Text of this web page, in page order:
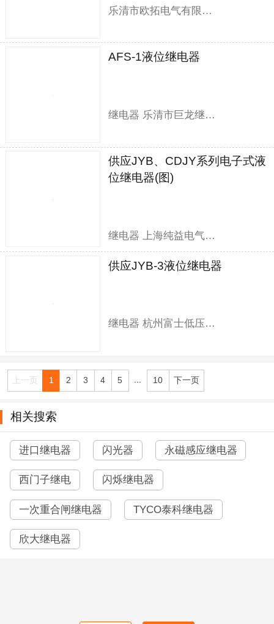
乐清市欧拓电气有限公司
AFS-1液位继电器
继电器 乐清市巨龙继电器有限公司
供应JYB、CDJY系列电子式液
位继电器(图)
继电器 上海纯益电气有限公司
供应JYB-3液位继电器
继电器 杭州富士低压电器有限公司
上一页 1 2 3 4 5 ... 10 下一页
相关搜索
进口继电器 闪光器 永磁感应继电器
西门子继电 闪烁继电器
一次重合闸继电器 TYCO泰科继电器
欣大继电器